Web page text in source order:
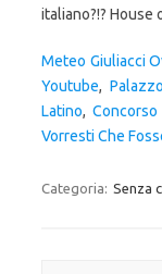
italiano?!? House
Meteo Giuliacci
Youtube,
Latino,
Vorresti Che
Categoria: Senza